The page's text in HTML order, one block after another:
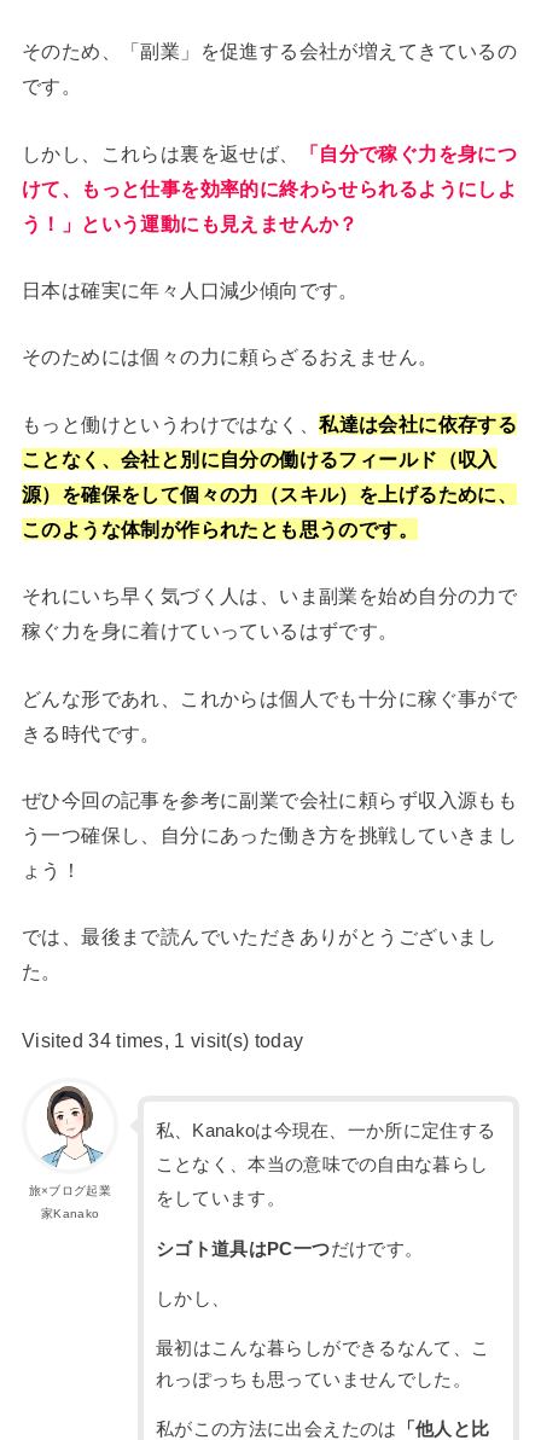
そのため、「副業」を促進する会社が増えてきているの
です。
しかし、これらは裏を返せば、
「自分で稼ぐ力を身につ
けて、もっと仕事を効率的に終わらせられるようにしよ
う！」という運動にも見えませんか？
日本は確実に年々人口減少傾向です。
そのためには個々の力に頼らざるおえません。
もっと働けというわけではなく、私達は会社に依存する
ことなく、会社と別に自分の働けるフィールド（収入
源）を確保をして個々の力（スキル）を上げるために、
このような体制が作られたとも思うのです。
それにいち早く気づく人は、いま副業を始め自分の力で
稼ぐ力を身に着けていっているはずです。
どんな形であれ、これからは個人でも十分に稼ぐ事がで
きる時代です。
ぜひ今回の記事を参考に副業で会社に頼らず収入源もも
う一つ確保し、自分にあった働き方を挑戦していきまし
ょう！
では、最後まで読んでいただきありがとうございまし
た。
Visited 34 times, 1 visit(s) today
旅×ブログ起業
家Kanako
私、Kanakoは今現在、一か所に定住する
ことなく、本当の意味での自由な暮らし
をしています。
シゴト道具はPC一つだけです。
しかし、
最初はこんな暮らしができるなんて、こ
れっぽっちも思っていませんでした。
私がこの方法に出会えたのは
「他人と比